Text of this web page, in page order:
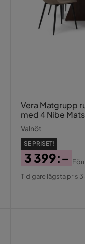
Vera Matgrupp
med 4 Nibe
Valnöt
SE PRISET!
Pris
3 399:-
Original
Förr
Tidigare lägsta pris